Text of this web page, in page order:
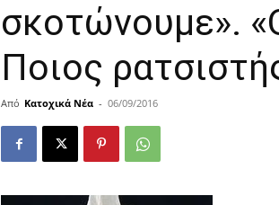
σκοτώνουμε».
Ποιος
Από Κατοχικά Νέα - 06/09/2016